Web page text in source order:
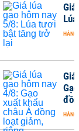
HÀNG
HÀNG